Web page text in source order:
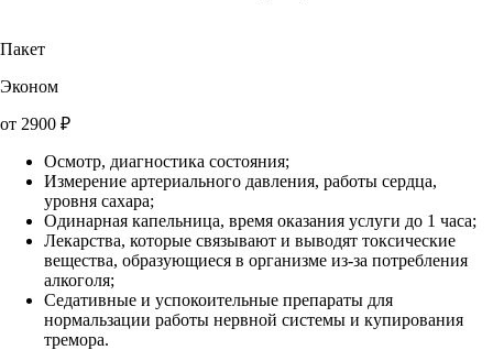
Пакет
Эконом
от 2900 ₽
Осмотр, диагностика состояния;
Измерение артериального давления, работы сердца,
уровня сахара;
Одинарная капельница, время оказания услуги до 1 часа;
Лекарства, которые связывают и выводят токсические
вещества, образующиеся в организме из-за потребления
алкоголя;
Седативные и успокоительные препараты для
нормальзации работы нервной системы и купирования
тремора.